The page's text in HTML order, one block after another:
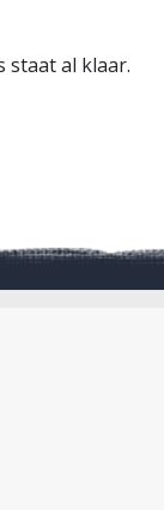
staat al klaar.